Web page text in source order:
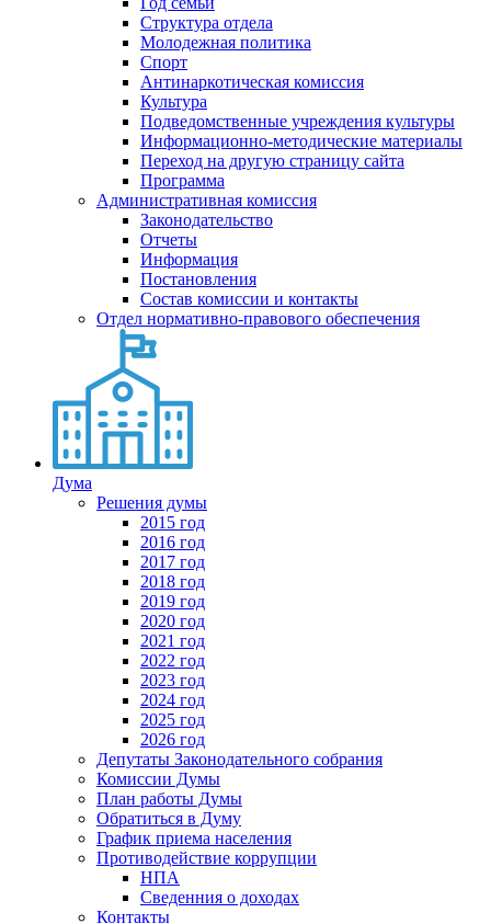
Структура отдела
Молодежная политика
Спорт
Антинаркотическая комиссия
Культура
Подведомственные учреждения культуры
Информационно-методические материалы
Переход на другую страницу сайта
Программа
Административная комиссия
Законодательство
Отчеты
Информация
Постановления
Состав комиссии и контакты
Отдел нормативно-правового обеспечения
Дума
Решения думы
2015 год
2016 год
2017 год
2018 год
2019 год
2020 год
2021 год
2022 год
2023 год
2024 год
2025 год
2026 год
Депутаты Законодательного собрания
Комиссии Думы
План работы Думы
Обратиться в Думу
График приема населения
Противодействие коррупции
НПА
Сведенния о доходах
Контакты